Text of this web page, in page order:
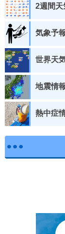
2週間天
気象予
世界天
地震情
熱中症